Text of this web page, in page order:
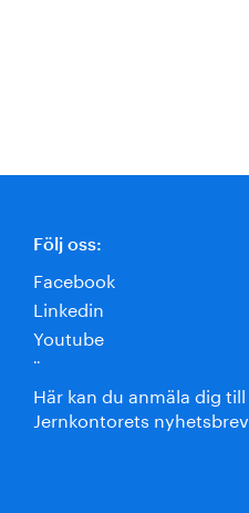
Följ oss:
Facebook
Linkedin
Youtube
¨
Här kan du anmäla dig till
Jernkontorets nyhetsbrev